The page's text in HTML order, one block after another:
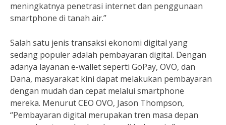
meningkatnya penetrasi internet dan penggunaan
smartphone di tanah air.”
Salah satu jenis transaksi ekonomi digital yang
sedang populer adalah pembayaran digital. Dengan
adanya layanan e-wallet seperti GoPay, OVO, dan
Dana, masyarakat kini dapat melakukan pembayaran
dengan mudah dan cepat melalui smartphone
mereka. Menurut CEO OVO, Jason Thompson,
“Pembayaran digital merupakan tren masa depan